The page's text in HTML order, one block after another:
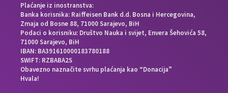
Plaćanje iz inostranstva:
Banka korisnika: Raiffeisen Bank d.d. Bosna i Hercegovina,
Zmaja od Bosne 88, 71000 Sarajevo, BiH
Podaci o korisniku: Društvo Nauka i svijet, Envera Šehovića 58,
71000 Sarajevo, BiH
IBAN: BA391610000183780188
SWIFT: RZBABA2S
Obavezno naznačite svrhu plaćanja kao “Donacija”
Hvala!